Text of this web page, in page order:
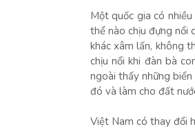
Một quốc gia có
thể nào chịu đựng nổi
khác xâm lấn, không
chịu nổi khi đàn bà
ngoài thấy những
đó và làm cho đất
Việt Nam có thay đổi